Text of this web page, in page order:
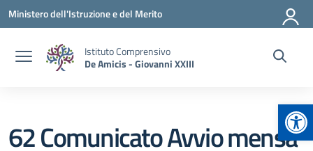
Vai ai contenuti
Vai al menu di navigazione
Vai al footer
Ministero dell'Istruzione e del Merito
Istituto Comprensivo
De Amicis - Giovanni XXIII
62 Comunicato Avvio mensa